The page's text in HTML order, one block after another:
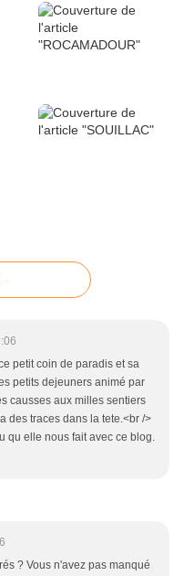
petit coin de paradis et sa
petits dejeuners animé par
causses aux milles sentiers
des traces dans la tete.<br />
qu elle nous fait avec ce blog.
? Vous n'avez pas manqué